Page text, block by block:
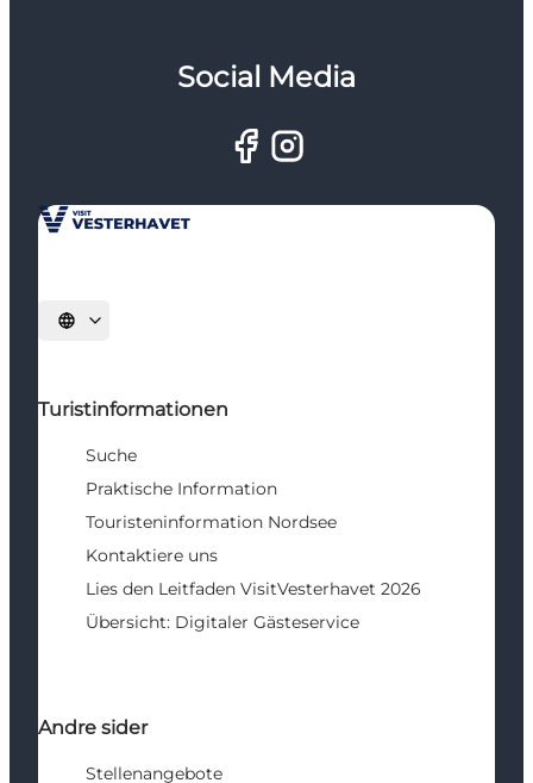
Social Media
Sprache auswählen
Turistinformationen
Suche
Praktische Information
Touristeninformation Nordsee
Kontaktiere uns
Lies den Leitfaden VisitVesterhavet 2026
Übersicht: Digitaler Gästeservice
Andre sider
Stellenangebote